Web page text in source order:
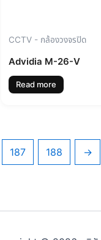
CCTV - กล้องวงจรปิด
Advidia M-26-V
Read more
187 188 →